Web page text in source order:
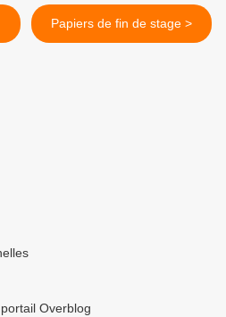
Papiers de fin de stage >
Overblog